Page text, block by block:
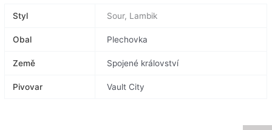
Styl Sour, Lambik
Obal Plechovka
Země Spojené království
Pivovar Vault City